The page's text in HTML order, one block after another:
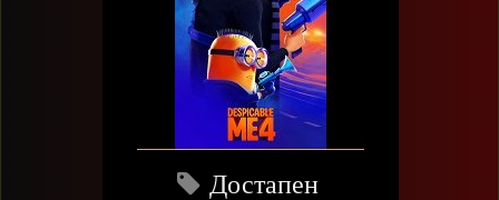
Достапен